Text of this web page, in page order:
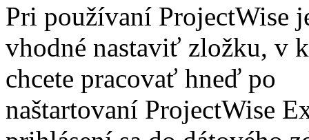
Pri používaní ProjectWise
vhodné nastaviť zložku, v
chcete pracovať hneď po
naštartovaní ProjectWise